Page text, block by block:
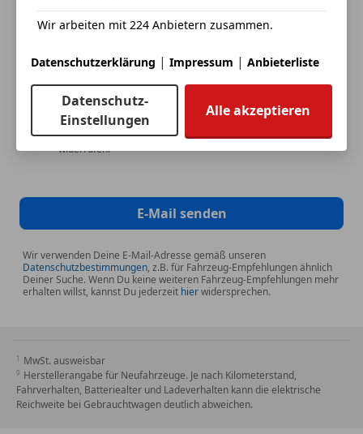
* Elektrische Fensterheber
* Fahrerlebnisschalter
* Leder-Multifunktionslenkrad
* Mittelarmlehne
* Rücksitzlehne geteilt/klappbar
* Zentralverriegelung mit Fernbedienung
* Bluetooth Freisprecheinrichtung
* Bordcomputer
* DAB-Tuner
* USB-Anschluss
Licht und Sicht
Ich möchte auf meine Interessen zugeschnittene Angebote und
Neuigkeiten der AutoScout24 GmbH per E-Mail erhalten. Ich
kann dieseEinwilligungjederzeit mit Wirkung für die Zukunft
widerrufen.
E-Mail senden
Wir verwenden Deine E-Mail-Adresse gemäß unseren
Datenschutzbestimmungen, z.B. für Fahrzeug-Empfehlungen ähnlich
Deiner Suche. Wenn Du keine weiteren Fahrzeug-Empfehlungen mehr
erhalten willst, kannst Du jederzeit hierwidersprechen.
MwSt. ausweisbar
Herstellerangabe für Neufahrzeuge. Je nach Kilometerstand,
Fahrverhalten, Batteriealter und Ladeverhalten kann die elektrische
Reichweite bei Gebrauchtwagen deutlich abweichen.
Wir arbeiten mit 224 Anbietern zusammen.
Datenschutzerklärung | Impressum | Anbieterliste
Datenschutz-
Einstellungen
Alle akzeptieren